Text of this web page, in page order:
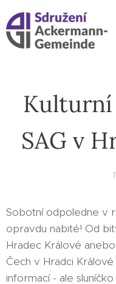
Kulturní
SAG v
Sobotní odpoledne v
opravdu nabité! Od
Hradec Králové
Čech v Hradci
informací - ale